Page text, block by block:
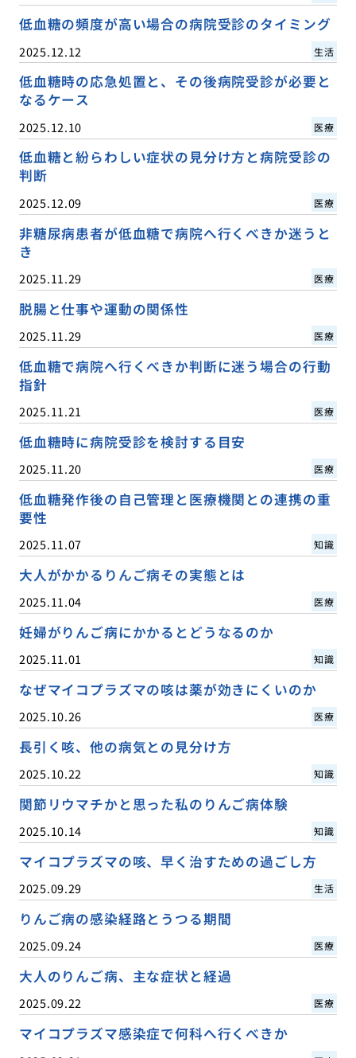
低血糖の頻度が高い場合の病院受診のタイミング
2025.12.12 生活
低血糖時の応急処置と、その後病院受診が必要と
なるケース
2025.12.10 医療
低血糖と紛らわしい症状の見分け方と病院受診の
判断
2025.12.09 医療
非糖尿病患者が低血糖で病院へ行くべきか迷うと
き
2025.11.29 医療
脱腸と仕事や運動の関係性
2025.11.29 医療
低血糖で病院へ行くべきか判断に迷う場合の行動
指針
2025.11.21 医療
低血糖時に病院受診を検討する目安
2025.11.20 医療
低血糖発作後の自己管理と医療機関との連携の重
要性
2025.11.07 知識
大人がかかるりんご病その実態とは
2025.11.04 医療
妊婦がりんご病にかかるとどうなるのか
2025.11.01 知識
なぜマイコプラズマの咳は薬が効きにくいのか
2025.10.26 医療
長引く咳、他の病気との見分け方
2025.10.22 知識
関節リウマチかと思った私のりんご病体験
2025.10.14 知識
マイコプラズマの咳、早く治すための過ごし方
2025.09.29 生活
りんご病の感染経路とうつる期間
2025.09.24 医療
大人のりんご病、主な症状と経過
2025.09.22 医療
マイコプラズマ感染症で何科へ行くべきか